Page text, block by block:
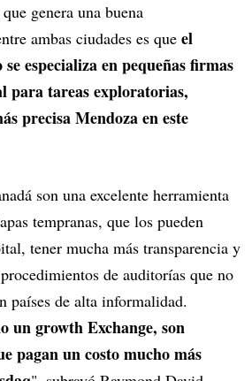
genera una buena
ambas ciudades es que el
especializa en pequeñas firmas
para tareas exploratorias,
precisa Mendoza en este
son una excelente herramienta
tempranas, que los pueden
tener mucha más transparencia y
de auditorías que no
países de alta informalidad.
un growth Exchange, son
pagan un costo mucho más